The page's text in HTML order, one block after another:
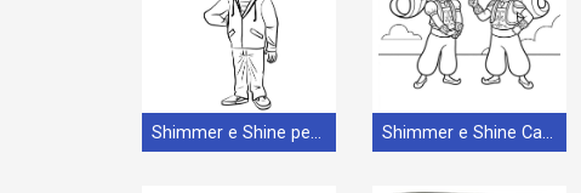
Shimmer e Shine per Bimbi di 2 Anni Shimmer e Shine Cartone